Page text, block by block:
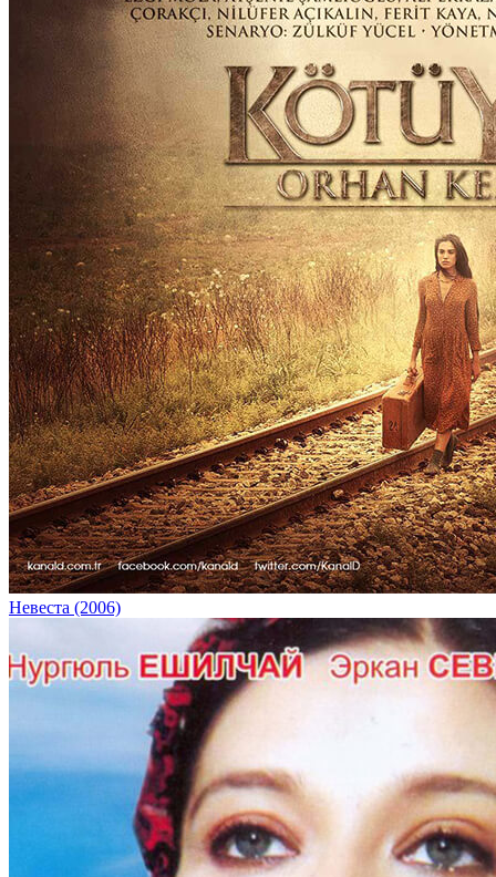
Невеста (2006)